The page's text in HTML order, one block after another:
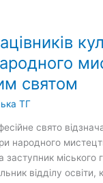
святом
ТГ
свято
народного
заступник міського
відділу освіти,